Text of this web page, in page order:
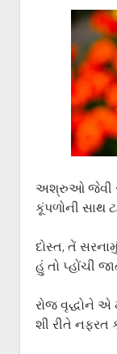
અશ્રુઓ જેવી
કૂંપળોની સાથ
દોસ્ત, તેં
હું તો પ્હોંચી
રોજ વૃદ્ધોને એ
શી રીતે નફરત